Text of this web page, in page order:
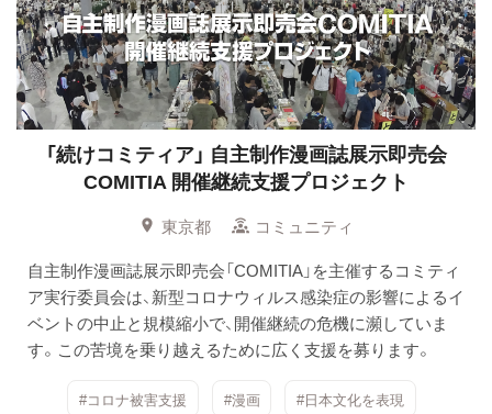
「続けコミティア」 自主制作漫画誌展示即売会
COMITIA 開催継続支援プロジェクト
東京都
コミュニティ
自主制作漫画誌展示即売会「COMITIA」を主催するコミティ
ア実行委員会は、新型コロナウィルス感染症の影響によるイ
ベントの中止と規模縮小で、開催継続の危機に瀕していま
す。この苦境を乗り越えるために広く支援を募ります。
#コロナ被害支援 #漫画 #日本文化を表現